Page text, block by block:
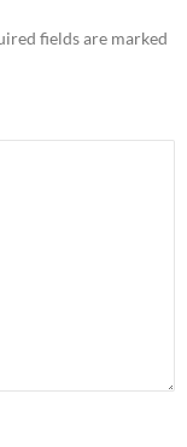
fields are marked